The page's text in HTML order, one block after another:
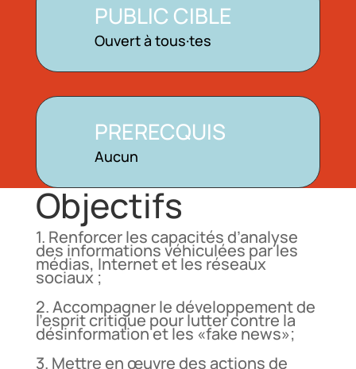
PUBLIC CIBLE
Ouvert à tous·tes
PRERECQUIS
Aucun
Objectifs
1. Renforcer les capacités d’analyse
des informations véhiculées par les
médias, Internet et les réseaux
sociaux ;
2. Accompagner le développement de
l’esprit critique pour lutter contre la
désinformation et les «fake news»;
3. Mettre en œuvre des actions de